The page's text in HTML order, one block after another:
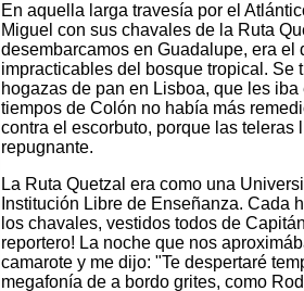
En aquella larga travesía por el
Miguel con sus chavales de la Ruta
desembarcamos en Guadalupe, era
impracticables del bosque tropical. Se
hogazas de pan en Lisboa, que les
tiempos de Colón no había más
contra el escorbuto, porque las
repugnante.
La Ruta Quetzal era como una
Institución Libre de Enseñanza. Cada
los chavales, vestidos todos de
reportero! La noche que nos
camarote y me dijo: "Te despertaré
megafonía de a bordo grites, como